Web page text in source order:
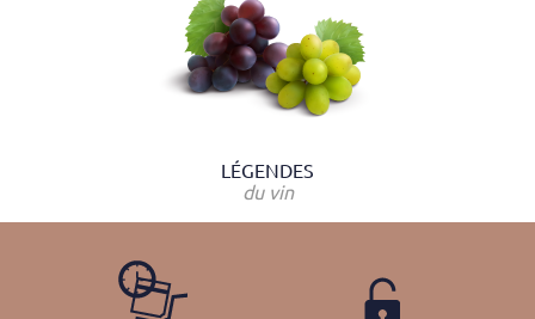
LÉGENDES
du vin